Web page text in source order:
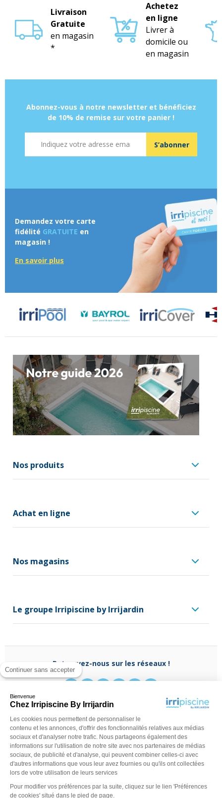
Continuer sans accepter
Bienvenue
Chez Irripiscine By Irrijardin
Les cookies nous permettent de personnaliser le
contenu et les annonces, d'offrir des fonctionnalités relatives aux médias
sociaux et d'analyser notre trafic. Nous partageons également des
informations sur l'utilisation de notre site avec nos partenaires de médias
sociaux, de publicité et d'analyse, qui peuvent combiner celles-ci avec
d'autres informations que vous leur avez fournies ou qu'ils ont collectées
lors de votre utilisation de leurs services
Pour modifier vos préférences par la suite, cliquez sur le lien 'Préférences
de cookies' situé dans le pied de page.
Livraison
Gratuite
en magasin
*
Achetez
en ligne
Livrer à
domicile ou
en magasin
Abonnez-vous à notre newsletter et bénéficiez
de 10% de remise sur votre panier !
S’abonner
Demandez votre carte
fidélité GRATUITE en
magasin !
En savoir plus
Nos produits
Achat en ligne
Nos magasins
Le groupe Irripiscine by Irrijardin
Retrouvez-nous sur les réseaux !
Besoin d'aide ?
0970 818 918
(appel non surtaxé)
Du lundi au vendredi de9 h - 13 hà14 h - 18 h ou
contactez-nous vianotre formulaire